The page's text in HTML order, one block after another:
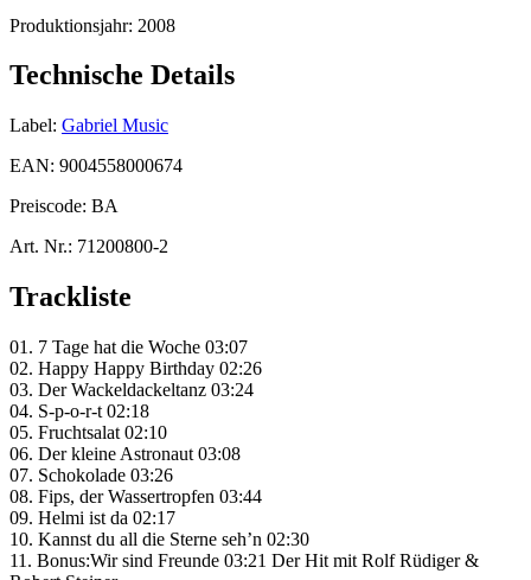
Produktionsjahr: 2008
Technische Details
Label: Gabriel Music
EAN: 9004558000674
Preiscode: BA
Art. Nr.: 71200800-2
Trackliste
01. 7 Tage hat die Woche 03:07
02. Happy Happy Birthday 02:26
03. Der Wackeldackeltanz 03:24
04. S-p-o-r-t 02:18
05. Fruchtsalat 02:10
06. Der kleine Astronaut 03:08
07. Schokolade 03:26
08. Fips, der Wassertropfen 03:44
09. Helmi ist da 02:17
10. Kannst du all die Sterne seh’n 02:30
11. Bonus:Wir sind Freunde 03:21 Der Hit mit Rolf Rüdiger &